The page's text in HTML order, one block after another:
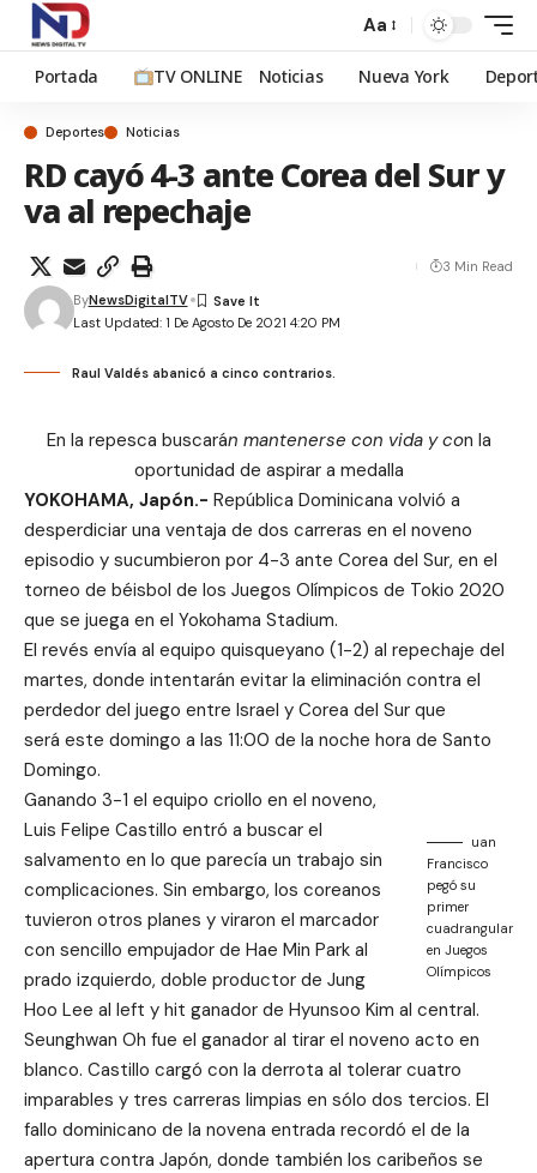
Aa
Portada TV ONLINE Noticias Nueva York
Deportes Noticias
RD cayó 4-3 ante Corea del Sur y
va al repechaje
Last Updated: 1 De Agosto De 2021 4:20 PM
ByNewsDigitalTV
3 Min Read
Raul Valdés abanicó a cinco contrarios.
En la repesca buscarán mantenerse con vida y con la
oportunidad de aspirar a medalla
YOKOHAMA, Japón.- República Dominicana volvió a
desperdiciar una ventaja de dos carreras en el noveno
episodio y sucumbieron por 4-3 ante Corea del Sur, en el
torneo de béisbol de los Juegos Olímpicos de Tokio 2020
que se juega en el Yokohama Stadium.
El revés envía al equipo quisqueyano (1-2) al repechaje del
martes, donde intentarán evitar la eliminación contra el
perdedor del juego entre Israel y Corea del Sur que
será este domingo a las 11:00 de la noche hora de Santo
Domingo.
uan
Francisco
pegó su
primer
cuadrangular
en Juegos
Olímpicos
Ganando 3-1 el equipo criollo en el noveno,
Luis Felipe Castillo entró a buscar el
salvamento en lo que parecía un trabajo sin
complicaciones. Sin embargo, los coreanos
tuvieron otros planes y viraron el marcador
con sencillo empujador de Hae Min Park al
prado izquierdo, doble productor de Jung
Hoo Lee al left y hit ganador de Hyunsoo Kim al central.
Seunghwan Oh fue el ganador al tirar el noveno acto en
blanco. Castillo cargó con la derrota al tolerar cuatro
imparables y tres carreras limpias en sólo dos tercios. El
fallo dominicano de la novena entrada recordó el de la
apertura contra Japón, donde también los caribeños se